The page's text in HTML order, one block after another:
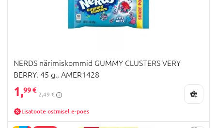
NERDS närimiskommid GUMMY CLUSTERS VERY
BERRY, 45 g., AMER1428
1,99 €
2,49 €
Lisatoote ostmisel e-poes